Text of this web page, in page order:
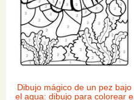
Dibujo mágico de un pez bajo
el agua: dibujo para colorear e